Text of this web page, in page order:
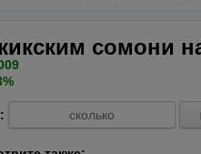
сомони